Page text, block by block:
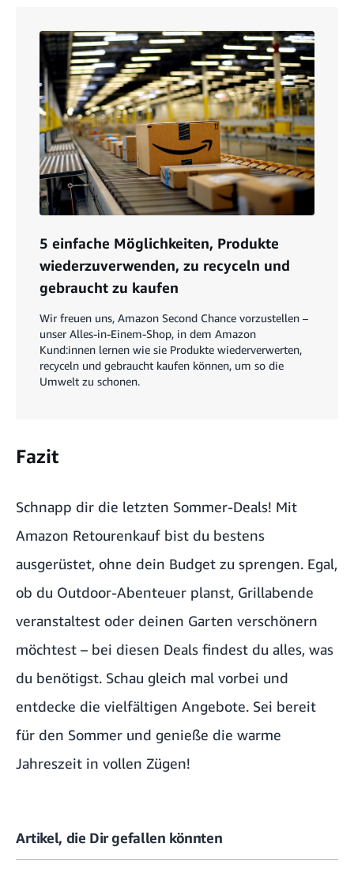
5 einfache Möglichkeiten, Produkte
wiederzuverwenden, zu recyceln und
gebraucht zu kaufen
Wir freuen uns, Amazon Second Chance vorzustellen –
unser Alles-in-Einem-Shop, in dem Amazon
Kund:innen lernen wie sie Produkte wiederverwerten,
recyceln und gebraucht kaufen können, um so die
Umwelt zu schonen.
Fazit
Schnapp dir die letzten Sommer-Deals! Mit
Amazon Retourenkauf bist du bestens
ausgerüstet, ohne dein Budget zu sprengen. Egal,
ob du Outdoor-Abenteuer planst, Grillabende
veranstaltest oder deinen Garten verschönern
möchtest – bei diesen Deals findest du alles, was
du benötigst. Schau gleich mal vorbei und
entdecke die vielfältigen Angebote. Sei bereit
für den Sommer und genieße die warme
Jahreszeit in vollen Zügen!
Artikel, die Dir gefallen könnten